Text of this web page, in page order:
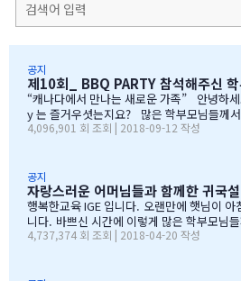
공지
“캐나다에서 만나는 새로운 가족” 안녕하세요, 제10회 BBQ Part
y 는 즐거우셧는지요? 많은 학부모님들께서 자리를 빛내주셔서 너
무 감사합니다. 오전에 비가 와서 많이 걱정을 하엿지만, 다행이도
무 감사하엿지요. (아마 작년에 참석하셧던
잘 아셧을것입니다 ^^). 매년 여름의 BBQ 파티는 WELCOME TO C
ANADA & WELCOME TO IGE 의미를 두고 있습니다.
GE 의 Motto 에 대해서, 언급드린봐와 같이,
그리고 상품 물건을 구입하면서, 필요하신 생
4,096,901 회 조회 | 2018-09-12 작성
공지
자랑스러운 어머님들과 함께한 귀국
행복한교육 IGE 입니다. 오랜만에 햇님이 아
니다. 바쁘신 시간에 이렇게 많은 학부모님
자리를 빛내주셔서 진심으로 감사 또 감사드
4,737,374 회 조회 | 2018-04-20 작성